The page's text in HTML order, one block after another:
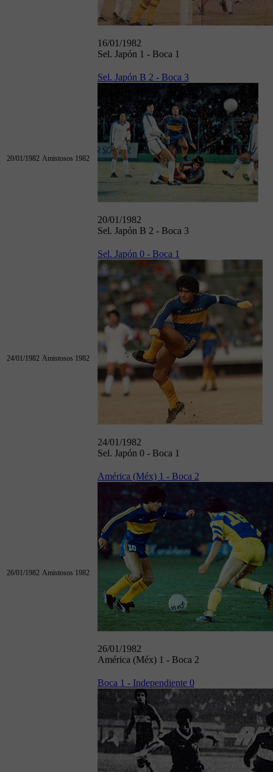
16/01/1982
Sel. Japón 1 - Boca 1
20/01/1982 Amistosos 1982
Sel. Japón B 2 - Boca 3
20/01/1982
Sel. Japón B 2 - Boca 3
24/01/1982 Amistosos 1982
Sel. Japón 0 - Boca 1
24/01/1982
Sel. Japón 0 - Boca 1
26/01/1982 Amistosos 1982
América (Méx) 1 - Boca 2
26/01/1982
América (Méx) 1 - Boca 2
Boca 1 - Independiente 0